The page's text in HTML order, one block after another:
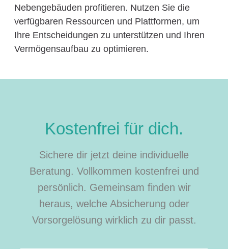
Nebengebäuden profitieren. Nutzen Sie die
verfügbaren Ressourcen und Plattformen, um
Ihre Entscheidungen zu unterstützen und Ihren
Vermögensaufbau zu optimieren.
Kostenfrei für dich.
Sichere dir jetzt deine individuelle
Beratung. Vollkommen kostenfrei und
persönlich. Gemeinsam finden wir
heraus, welche Absicherung oder
Vorsorgelösung wirklich zu dir passt.